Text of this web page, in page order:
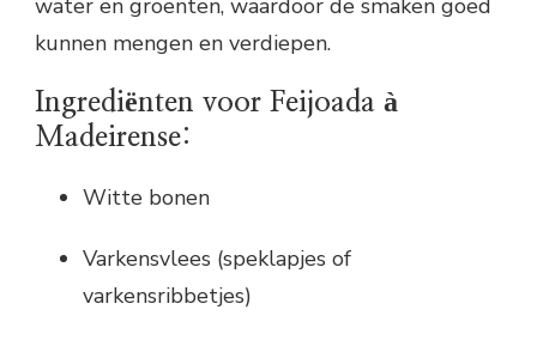
kunnen mengen en verdiepen.
Ingrediënten voor Feijoada à
Madeirense:
Witte bonen
Varkensvlees (speklapjes of
varkensribbetjes)